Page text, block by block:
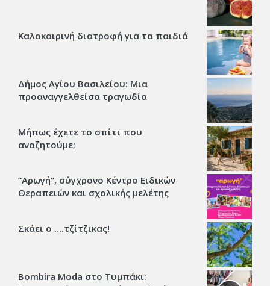
Καλοκαιρινή διατροφή για τα παιδιά
Δήμος Αγίου Βασιλείου: Μια
προαναγγελθείσα τραγωδία
Μήπως έχετε το σπίτι που
αναζητούμε;
“Αρωγή”, σύγχρονο Κέντρο Ειδικών
Θεραπειών και σχολικής μελέτης
Σκάει ο ….τζίτζικας!
Bombira Moda στο Τυμπάκι: